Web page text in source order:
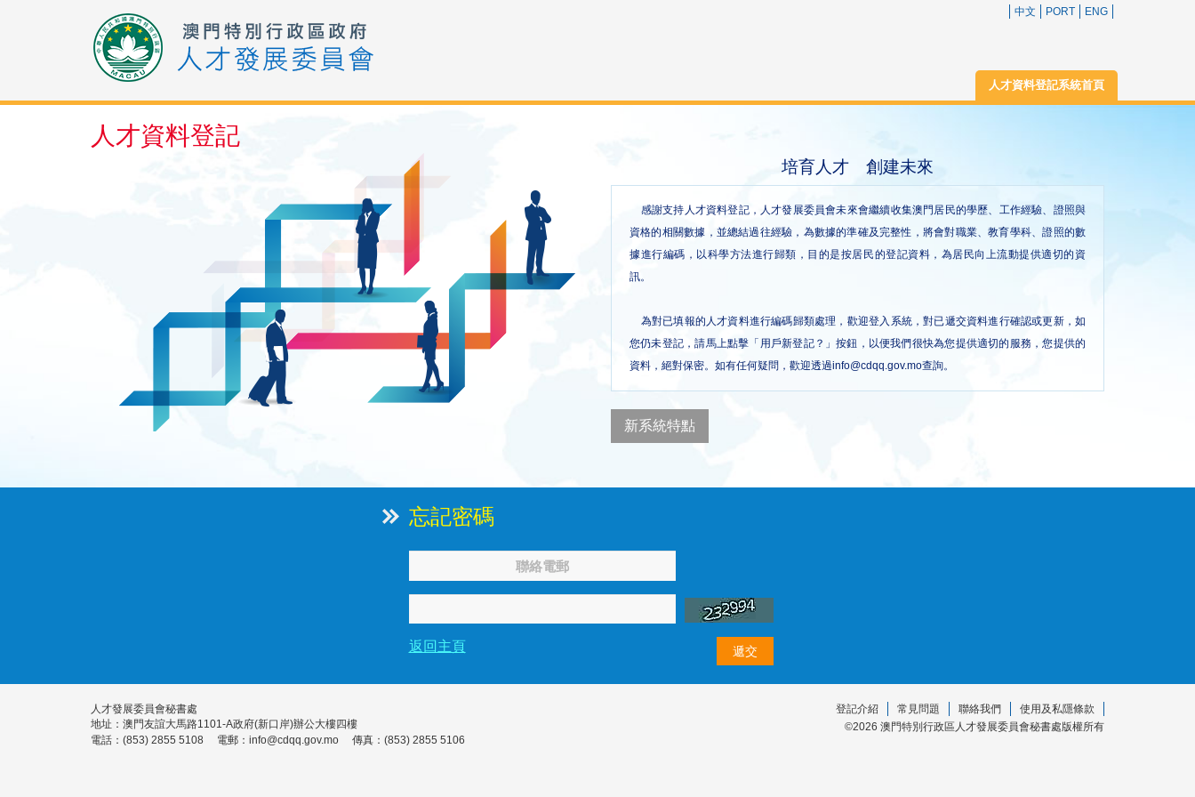
中文 PORT ENG
人才資料登記系統首頁
人才資料登記
培育人才 創建未來
感謝支持人才資料登記，人才發展委員會未來會繼續收集澳門居民的學歷、工作經驗、證照與
資格的相關數據，並總結過往經驗，為數據的準確及完整性，將會對職業、教育學科、證照的數
據進行編碼，以科學方法進行歸類，目的是按居民的登記資料，為居民向上流動提供適切的資
訊。
為對已填報的人才資料進行編碼歸類處理，歡迎登入系統，對已遞交資料進行確認或更新，如
您仍未登記，請馬上點擊「用戶新登記？」按鈕，以便我們很快為您提供適切的服務，您提供的
資料，絕對保密。如有任何疑問，歡迎透過info@cdqq.gov.mo查詢。
新系統特點
忘記密碼
返回主頁 遞交
人才發展委員會秘書處
地址：澳門友誼大馬路1101-A政府(新口岸)辦公大樓四樓
電話：(853) 2855 5108
電郵： info@cdqq.gov.mo 傳真：(853) 2855 5106
登記介紹 常見問題 聯絡我們
使用及私隱條款
©2026 澳門特別行政區人才發展委員會秘書處版權所有